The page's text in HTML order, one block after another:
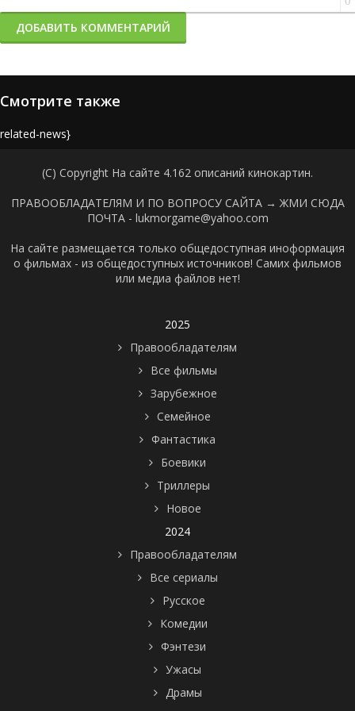
ДОБАВИТЬ КОММЕНТАРИЙ
Смотрите также
news}
(C) Copyright На сайте 4.162 описаний кинокартин.
ПРАВООБЛАДАТЕЛЯМ И ПО ВОПРОСУ САЙТА → ЖМИ СЮДА
ПОЧТА - lukmorgame@yahoo.com
На сайте размещается только общедоступная иноформация
о фильмах - из общедоступных источников! Самих фильмов
или медиа файлов нет!
2025
Правообладателям
Все фильмы
Зарубежное
Семейное
Фантастика
Боевики
Триллеры
Новое
2024
Правообладателям
Все сериалы
Русское
Комедии
Фэнтези
Ужасы
Драмы